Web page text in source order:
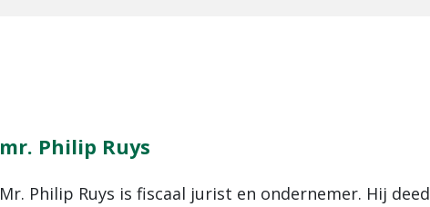
mr. Philip Ruys
Mr. Philip Ruys is fiscaal jurist en ondernemer. Hij